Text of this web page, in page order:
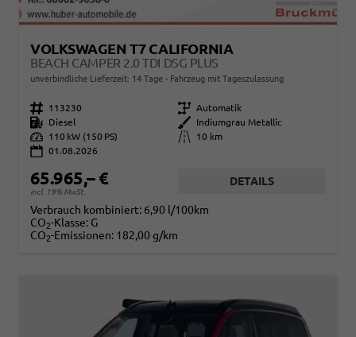
VOLKSWAGEN T7 CALIFORNIA
BEACH CAMPER 2.0 TDI DSG PLUS
unverbindliche Lieferzeit: 14 Tage Fahrzeug mit Tageszulassung
Fahrzeugnr. 113230 Getriebe Automatik
Kraftstoff
Diesel Außenfarbe
Indiumgrau Metallic
Leistung
110 kW (150 PS) Kilometerstand
10 km
01.08.2026
65.965,– €
incl. 19% MwSt.
DETAILS
Verbrauch kombiniert: 6,90 l/100km
CO2-Klasse: G
CO2-Emissionen: 182,00 g/km